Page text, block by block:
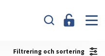
Filtrering och sortering